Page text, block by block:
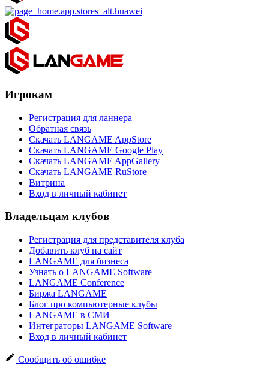
Игрокам
Регистрация для ланнера
Обратная связь
Скачать LANGAME AppStore
Скачать LANGAME Google Play
Скачать LANGAME AppGallery
Скачать LANGAME RuStore
Витрина
Вход в личный кабинет
Владельцам клубов
Регистрация для представителя клуба
Добавить клуб на сайт
LANGAME для бизнеса
Узнать о LANGAME Software
LANGAME Conference
Биржа LANGAME
Блог про компьютерные клубы
LANGAME в СМИ
Интеграторы LANGAME Software
Вход в личный кабинет
Сообщить об ошибке